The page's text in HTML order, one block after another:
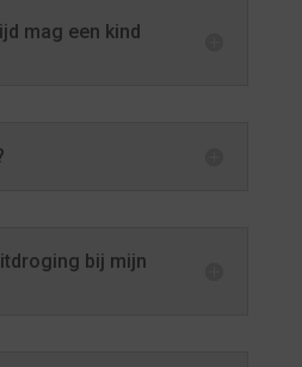
mag een kind
bij mijn